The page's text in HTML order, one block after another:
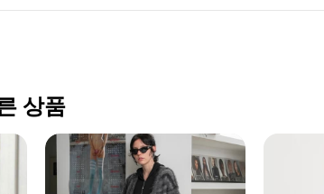
상품